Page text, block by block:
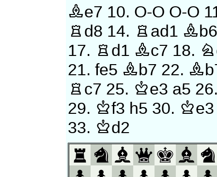
Be7 10. O-O O-O
Rd8 14. Rad1
17. Rd1 Bc7 18.
21.fe5 Bb7 22.
Rc7 25. Ke3 a5
29. Kf3 h5 30. Ke3
33. Kd2